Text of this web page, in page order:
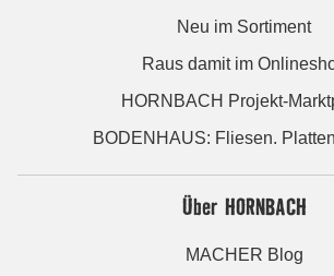
Neu im Sortiment
Raus damit im
HORNBACH Projekt-
BODENHAUS: Fliesen.
Über HORNBACH
MACHER Blog